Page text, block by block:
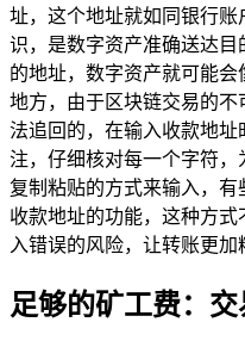
址，这个地址就如同银行
识，是数字资产准确送达目
的地址，数字资产就可能
地方，由于区块链交易的
法追回的，在输入收款地
注，仔细核对每一个字符
复制粘贴的方式来输入，
收款地址的功能，这种方
入错误的风险，让转账更加
足够的矿工费：